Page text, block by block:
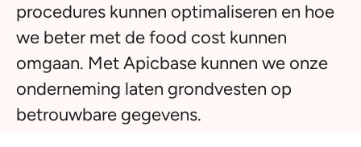
procedures kunnen optimaliseren en hoe
we beter met de food cost kunnen
omgaan. Met Apicbase kunnen we onze
onderneming laten grondvesten op
betrouwbare gegevens.